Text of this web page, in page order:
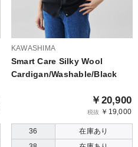
KAWASHIMA
Smart Care Silky Wool
Cardigan/Washable/Black
￥20,900
税抜 ￥19,000
36
在庫あり